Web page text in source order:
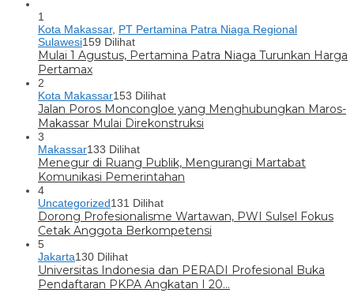
1
Kota Makassar, PT Pertamina Patra Niaga Regional
Sulawesi159 Dilihat
Mulai 1 Agustus, Pertamina Patra Niaga Turunkan Harga
Pertamax
2
Kota Makassar153 Dilihat
Jalan Poros Moncongloe yang Menghubungkan Maros-
Makassar Mulai Direkonstruksi
3
Makassar133 Dilihat
Menegur di Ruang Publik, Mengurangi Martabat
Komunikasi Pemerintahan
4
Uncategorized131 Dilihat
Dorong Profesionalisme Wartawan, PWI Sulsel Fokus
Cetak Anggota Berkompetensi
5
Jakarta130 Dilihat
Universitas Indonesia dan PERADI Profesional Buka
Pendaftaran PKPA Angkatan I 20…